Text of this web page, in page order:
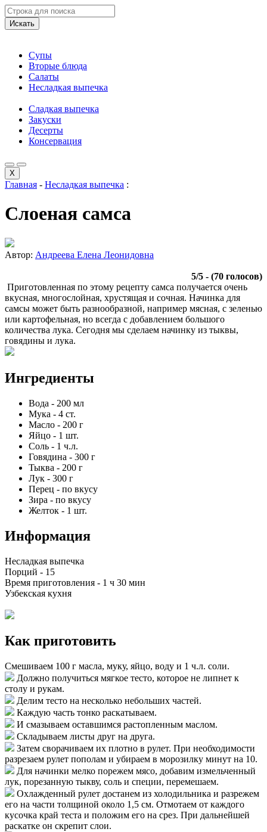
Искать
Супы
Вторые блюда
Салаты
Несладкая выпечка
Сладкая выпечка
Закуски
Десерты
Консервация
X
Главная - Несладкая выпечка :
Слоеная самса
Автор: Андреева Елена Леонидовна
5/5 - (70 голосов)
Приготовленная по этому рецепту самса получается очень
вкусная, многослойная, хрустящая и сочная. Начинка для
самсы может быть разнообразной, например мясная, с зеленью
или картофельная, но всегда с добавлением большого
количества лука. Сегодня мы сделаем начинку из тыквы,
говядины и лука.
Ингредиенты
Вода - 200 мл
Мука - 4 ст.
Масло - 200 г
Яйцо - 1 шт.
Соль - 1 ч.л.
Говядина - 300 г
Тыква - 200 г
Лук - 300 г
Перец - по вкусу
Зира - по вкусу
Желток - 1 шт.
Информация
Несладкая выпечка
Порций - 15
Время приготовления - 1 ч 30 мин
Узбекская кухня
Как приготовить
Смешиваем 100 г масла, муку, яйцо, воду и 1 ч.л. соли.
Должно получиться мягкое тесто, которое не липнет к
столу и рукам.
Делим тесто на несколько небольших частей.
Каждую часть тонко раскатываем.
И смазываем оставшимся растопленным маслом.
Складываем листы друг на друга.
Затем сворачиваем их плотно в рулет. При необходимости
разрезаем рулет пополам и убираем в морозилку минут на 10.
Для начинки мелко порежем мясо, добавим измельченный
лук, порезанную тыкву, соль и специи, перемешаем.
Охлажденный рулет достанем из холодильника и разрежем
его на части толщиной около 1,5 см. Отмотаем от каждого
кусочка край теста и положим его на срез. При дальнейшей
раскатке он скрепит слои.